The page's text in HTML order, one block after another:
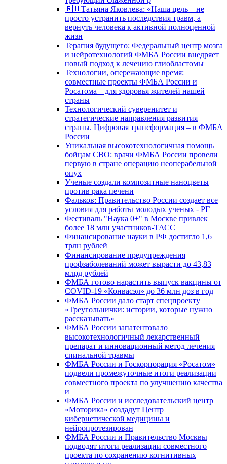
🇷🇺Татьяна Яковлева: «Наша цель – не
просто устранить последствия травм, а
вернуть человека к активной полноценной
жизн
Терапия будущего: Федеральный центр мозга
и нейротехнологий ФМБА России внедряет
новый подход к лечению глиобластомы
Технологии, опережающие время:
совместные проекты ФМБА России и
Росатома – для здоровья жителей нашей
страны
Технологический суверенитет и
стратегические направления развития
страны. Цифровая трансформация – в ФМБА
России
Уникальная высокотехнологичная помощь
бойцам СВО: врачи ФМБА России провели
первую в стране операцию неоперабельной
опух
Ученые создали композитные наноцветы
против рака печени
Фальков: Правительство России создает все
условия для работы молодых ученых - РГ
Фестиваль "Наука 0+" в Москве привлек
более 18 млн участников-ТАСС
Финансирование науки в РФ достигло 1,6
трлн рублей
Финансирование предупреждения
профзаболеваний может вырасти до 43,83
млрд рублей
ФМБА готово нарастить выпуск вакцины от
COVID-19 «Конвасэл» до 36 млн доз в год
ФМБА России дало старт спецпроекту
«Треугольнички: истории, которые нужно
рассказывать»
ФМБА России запатентовало
высокотехнологичный лекарственный
препарат и инновационный метод лечения
спинальной травмы
ФМБА России и Госкорпорация «Росатом»
подвели промежуточные итоги реализации
совместного проекта по улучшению качества
и
ФМБА России и исследовательский центр
«Моторика» создадут Центр
кибернетической медицины и
нейропротезирован
ФМБА России и Правительство Москвы
подводят итоги реализации совместного
проекта по сохранению когнитивных